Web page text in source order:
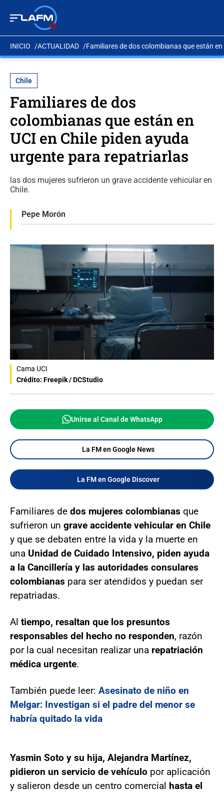
INICIO ACTUALIDAD Familiares de dos colombianas que están
Chile
Familiares de dos
colombianas que están en
UCI en Chile piden ayuda
urgente para repatriarlas
las dos mujeres sufrieron un grave accidente vehicular en
Chile.
Pepe Morón
Cama UCI
Crédito: Freepik / DCStudio
Unirse al Canal de WhatsApp
La FM en Google News
La FM en Google Discover
Familiares de dos mujeres colombianas que
sufrieron un grave accidente vehicular en Chile
y que se debaten entre la vida y la muerte en
una Unidad de Cuidado Intensivo, piden ayuda
a la Cancillería y las autoridades consulares
colombianas para ser atendidos y puedan ser
repatriadas.
Al tiempo, resaltan que los presuntos
responsables del hecho no responden, razón
por la cual necesitan realizar una repatriación
médica urgente.
También puede leer: Asesinato de niño en
Melgar: Investigan si el padre del menor se
habría quitado la vida
Yasmin Soto y su hija, Alejandra Martínez,
pidieron un servicio de vehículo por aplicación
y salieron desde un centro comercial hasta el